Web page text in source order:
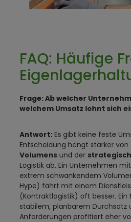
FAQ: Häufige
Frage: Ab welcher
welchem Umsatz lohnt sich
Antwort: Es gibt keine feste
Entscheidung hängt stärker von
Volumens und der
Logistik ab. Ein Unternehmen
extrem schwankendem
Hype) fährt mit einem
(Kontraktlogistik) oft besser.
stabilem, planbarem Durchsatz
Anforderungen profitiert eher